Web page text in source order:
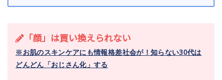
「顔」は買い換えられない
※お肌のスキンケアにも情報格差社会が！知らない30代は
どんどん「おじさん化」する